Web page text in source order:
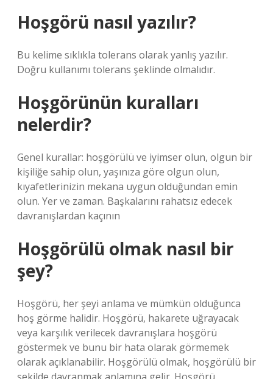
Hoşgörü nasıl yazılır?
Bu kelime sıklıkla tolerans olarak yanlış yazılır.
Doğru kullanımı tolerans şeklinde olmalıdır.
Hoşgörünün kuralları
nelerdir?
Genel kurallar: hoşgörülü ve iyimser olun, olgun bir
kişiliğe sahip olun, yaşınıza göre olgun olun,
kıyafetlerinizin mekana uygun olduğundan emin
olun. Yer ve zaman. Başkalarını rahatsız edecek
davranışlardan kaçının
Hoşgörülü olmak nasıl bir
şey?
Hoşgörü, her şeyi anlama ve mümkün olduğunca
hoş görme halidir. Hoşgörü, hakarete uğrayacak
veya karşılık verilecek davranışlara hoşgörü
göstermek ve bunu bir hata olarak görmemek
olarak açıklanabilir. Hoşgörülü olmak, hoşgörülü bir